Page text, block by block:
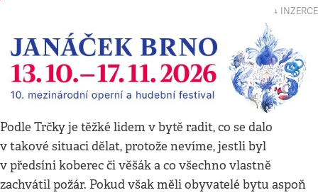
↓ INZERCE
Podle Trčky je těžké lidem v bytě radit, co se dalo
v takové situaci dělat, protože nevíme, jestli byl
v předsíni koberec či věšák a co všechno vlastně
zachvátil požár. Pokud však měli obyvatelé bytu aspoň